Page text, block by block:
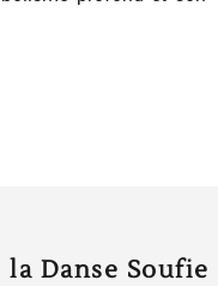
Danse Soufie